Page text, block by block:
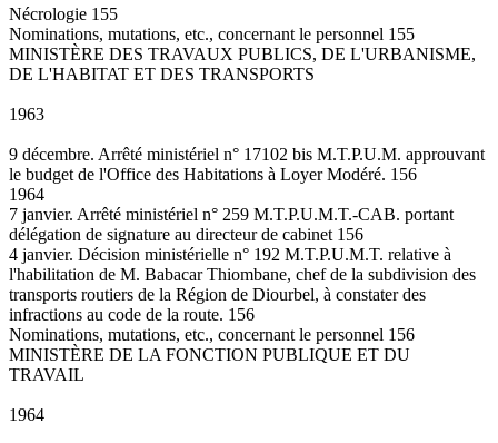
Nécrologie 155
Nominations, mutations, etc., concernant le personnel 155
MINISTÈRE DES TRAVAUX PUBLICS, DE L'URBANISME,
DE L'HABITAT ET DES TRANSPORTS
1963
9 décembre. Arrêté ministériel n° 17102 bis M.T.P.U.M. approuvant
le budget de l'Office des Habitations à Loyer Modéré. 156
1964
7 janvier. Arrêté ministériel n° 259 M.T.P.U.M.T.-CAB. portant
délégation de signature au directeur de cabinet 156
4 janvier. Décision ministérielle n° 192 M.T.P.U.M.T. relative à
l'habilitation de M. Babacar Thiombane, chef de la subdivision des
transports routiers de la Région de Diourbel, à constater des
infractions au code de la route. 156
Nominations, mutations, etc., concernant le personnel 156
MINISTÈRE DE LA FONCTION PUBLIQUE ET DU
TRAVAIL
1964